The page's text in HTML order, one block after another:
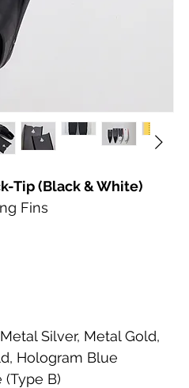
Tip (Black & White)
Fins
Silver, Metal Gold,
Hologram Blue
B)